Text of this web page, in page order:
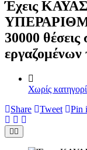
Έχεις ΚΑΥΑΣ
30000
Χωρίς
Share
Tweet Pin